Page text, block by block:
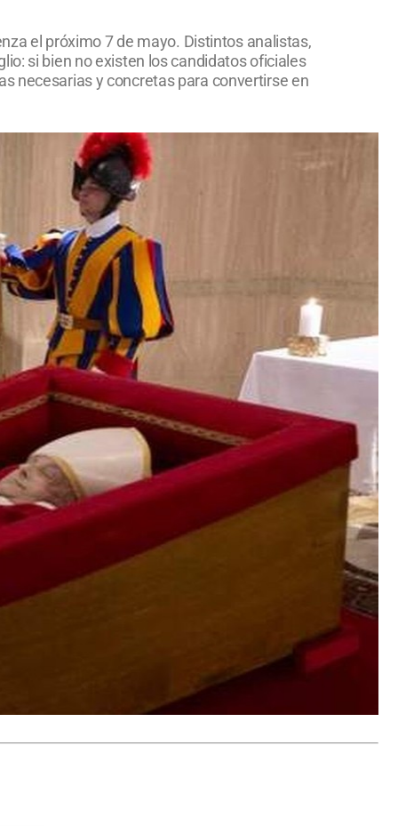
el próximo 7 de mayo. Distintos analistas,
si bien no existen los candidatos oficiales
necesarias y concretas para convertirse en